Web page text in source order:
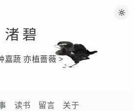
渚碧
嘉蔬 亦植蔷薇 >
读书 留言 关于